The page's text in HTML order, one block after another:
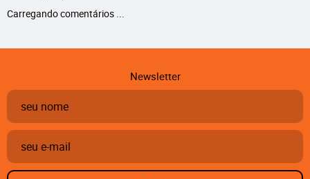
Carregando comentários ...
Newsletter